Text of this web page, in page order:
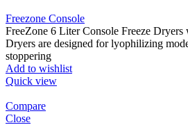
Freezone Console
FreeZone 6 Liter Console Freeze
Dryers are designed for lyophilizing
stoppering
Add to wishlist
Quick view
Compare
Close